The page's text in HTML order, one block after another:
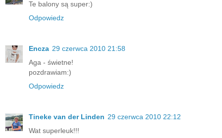
Te balony są super:)
Odpowiedz
Encza 29 czerwca 2010 21:58
Aga - świetne!
pozdrawiam:)
Odpowiedz
Tineke van der Linden 29 czerwca 2010 22:12
Wat superleuk!!!